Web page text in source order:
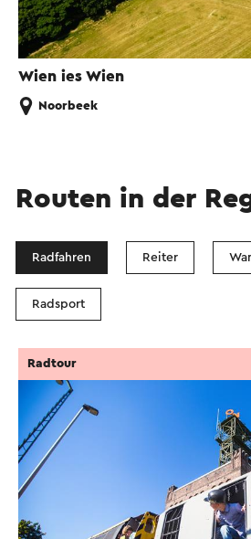
Wien ies Wien
Noorbeek
Routen in der
Radfahren Reiter
Radsport
Radtour